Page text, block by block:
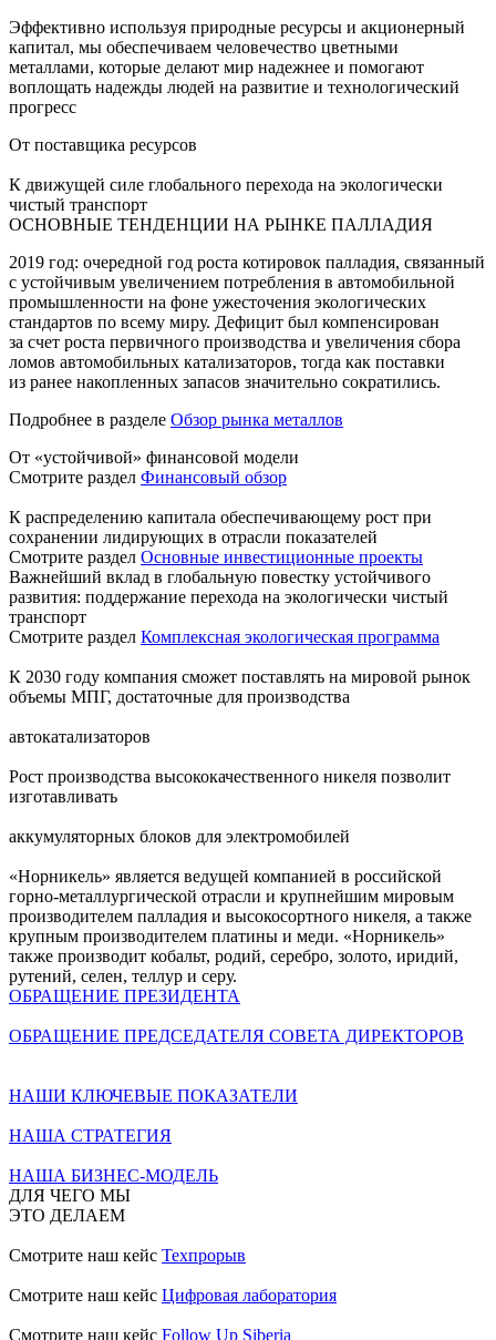
Эффективно используя природные ресурсы и акционерный
капитал, мы обеспечиваем человечество цветными
металлами, которые делают мир надежнее и помогают
воплощать надежды людей на развитие и технологический
прогресс
От поставщика ресурсов
К движущей силе глобального перехода на экологически
чистый транспорт
ОСНОВНЫЕ ТЕНДЕНЦИИ НА РЫНКЕ ПАЛЛАДИЯ
2019 год: очередной год роста котировок палладия, связанный
с устойчивым увеличением потребления в автомобильной
промышленности на фоне ужесточения экологических
стандартов по всему миру. Дефицит был компенсирован
за счет роста первичного производства и увеличения сбора
ломов автомобильных катализаторов, тогда как поставки
из ранее накопленных запасов значительно сократились.
Подробнее в разделе Обзор рынка металлов
От «устойчивой» финансовой модели
Смотрите раздел Финансовый обзор
К распределению капитала обеспечивающему рост при
сохранении лидирующих в отрасли показателей
Смотрите раздел Основные инвестиционные проекты
Важнейший вклад в глобальную повестку устойчивого
развития: поддержание перехода на экологически чистый
транспорт
Смотрите раздел Комплексная экологическая программа
К 2030 году компания сможет поставлять на мировой рынок
объемы МПГ, достаточные для производства
автокатализаторов
Рост производства высококачественного никеля позволит
изготавливать
аккумуляторных блоков для электромобилей
«Норникель» является ведущей компанией в российской
горно-металлургической отрасли и крупнейшим мировым
производителем палладия и высокосортного никеля, а также
крупным производителем платины и меди. «Норникель»
также производит кобальт, родий, серебро, золото, иридий,
рутений, селен, теллур и серу.
ОБРАЩЕНИЕ ПРЕЗИДЕНТА
ОБРАЩЕНИЕ ПРЕДСЕДАТЕЛЯ СОВЕТА ДИРЕКТОРОВ
НАШИ КЛЮЧЕВЫЕ ПОКАЗАТЕЛИ
НАША СТРАТЕГИЯ
НАША БИЗНЕС-МОДЕЛЬ
ДЛЯ ЧЕГО МЫ
ЭТО ДЕЛАЕМ
Смотрите наш кейс Техпрорыв
Смотрите наш кейс Цифровая лаборатория
Смотрите наш кейс Follow Up Siberia